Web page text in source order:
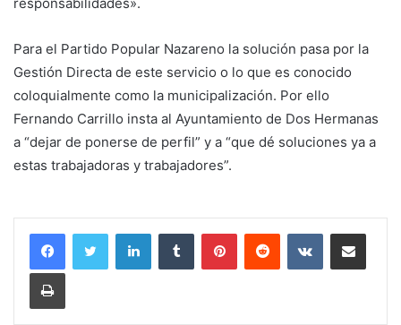
Para el Partido Popular Nazareno la solución pasa por la
Gestión Directa de este servicio o lo que es conocido
coloquialmente como la municipalización. Por ello
Fernando Carrillo insta al Ayuntamiento de Dos Hermanas
a “dejar de ponerse de perfil” y a “que dé soluciones ya a
estas trabajadoras y trabajadores”.
LinkedInTumblr PinterestReddit VKontakteCompartir por
Imprimir